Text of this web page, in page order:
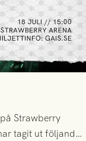
Strawberry
tagit ut följande